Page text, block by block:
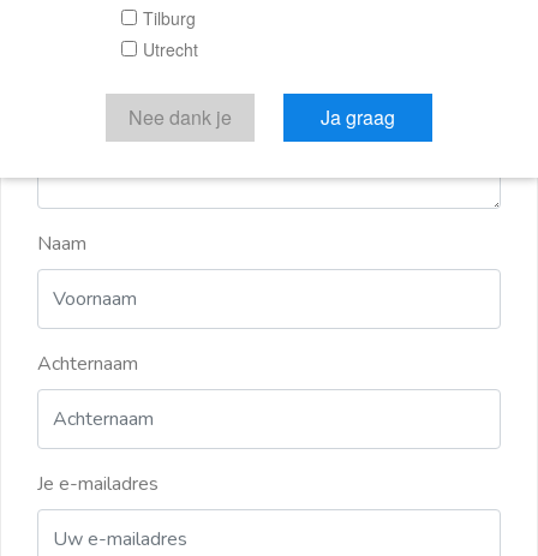
Door een bericht te sturen kom je in contact met de
aanbieder of makelaar van de woning.
Naam
Achternaam
Je e-mailadres
Tilburg
Utrecht
Nee dank je Ja graag